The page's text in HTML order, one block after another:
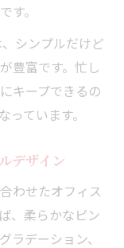
す。
シンプルだけど
豊富です。忙し
キープできるの
ています。
デザイン
わせたオフィス
、柔らかなピン
デーション、